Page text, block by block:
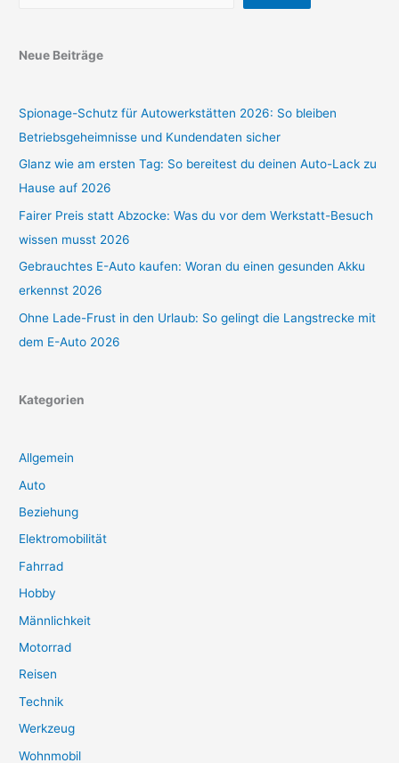
Neue Beiträge
Spionage-Schutz für Autowerkstätten 2026: So bleiben
Betriebsgeheimnisse und Kundendaten sicher
Glanz wie am ersten Tag: So bereitest du deinen Auto-Lack zu
Hause auf 2026
Fairer Preis statt Abzocke: Was du vor dem Werkstatt-Besuch
wissen musst 2026
Gebrauchtes E-Auto kaufen: Woran du einen gesunden Akku
erkennst 2026
Ohne Lade-Frust in den Urlaub: So gelingt die Langstrecke mit
dem E-Auto 2026
Kategorien
Allgemein
Auto
Beziehung
Elektromobilität
Fahrrad
Hobby
Männlichkeit
Motorrad
Reisen
Technik
Werkzeug
Wohnmobil